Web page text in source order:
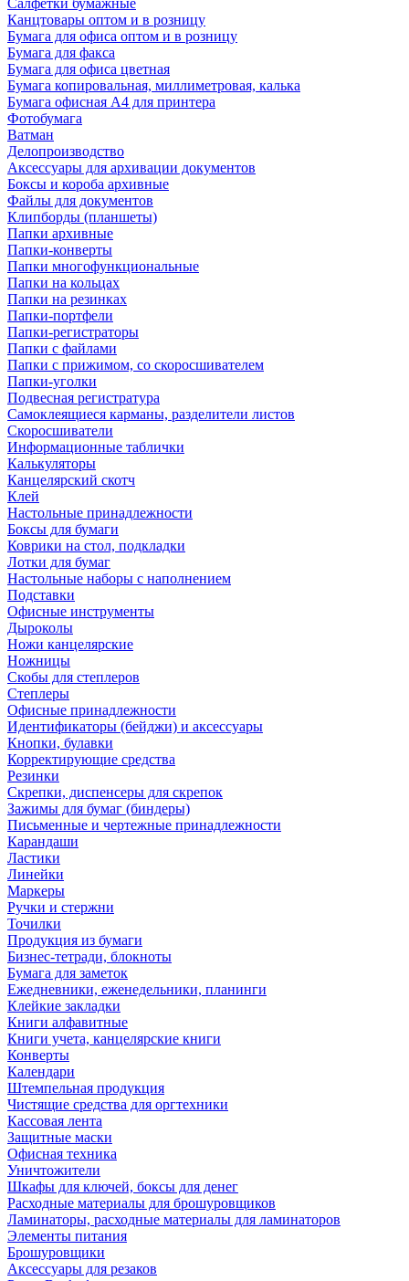
Салфетки бумажные
Канцтовары оптом и в розницу
Бумага для офиса оптом и в розницу
Бумага для факса
Бумага для офиса цветная
Бумага копировальная, миллиметровая, калька
Бумага офисная А4 для принтера
Фотобумага
Ватман
Делопроизводство
Аксессуары для архивации документов
Боксы и короба архивные
Файлы для документов
Клипборды (планшеты)
Папки архивные
Папки-конверты
Папки многофункциональные
Папки на кольцах
Папки на резинках
Папки-портфели
Папки-регистраторы
Папки с файлами
Папки с прижимом, со скоросшивателем
Папки-уголки
Подвесная регистратура
Самоклеящиеся карманы, разделители листов
Скоросшиватели
Информационные таблички
Калькуляторы
Канцелярский скотч
Клей
Настольные принадлежности
Боксы для бумаги
Коврики на стол, подкладки
Лотки для бумаг
Настольные наборы с наполнением
Подставки
Офисные инструменты
Дыроколы
Ножи канцелярские
Ножницы
Скобы для степлеров
Степлеры
Офисные принадлежности
Идентификаторы (бейджи) и аксессуары
Кнопки, булавки
Корректирующие средства
Резинки
Скрепки, диспенсеры для скрепок
Зажимы для бумаг (биндеры)
Письменные и чертежные принадлежности
Карандаши
Ластики
Линейки
Маркеры
Ручки и стержни
Точилки
Продукция из бумаги
Бизнес-тетради, блокноты
Бумага для заметок
Ежедневники, еженедельники, планинги
Клейкие закладки
Книги алфавитные
Книги учета, канцелярские книги
Конверты
Календари
Штемпельная продукция
Чистящие средства для оргтехники
Кассовая лента
Защитные маски
Офисная техника
Уничтожители
Шкафы для ключей, боксы для денег
Расходные материалы для брошуровщиков
Ламинаторы, расходные материалы для ламинаторов
Элементы питания
Брошуровщики
Аксессуары для резаков